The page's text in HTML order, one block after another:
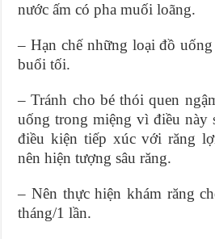
nước ấm có pha muối loãng.
– Hạn chế những loại đồ
buổi tối.
– Tránh cho bé thói quen
uống trong miệng vì điều này
điều kiện tiếp xúc với răng
nên hiện tượng sâu răng.
– Nên thực hiện khám răng
tháng/1 lần.